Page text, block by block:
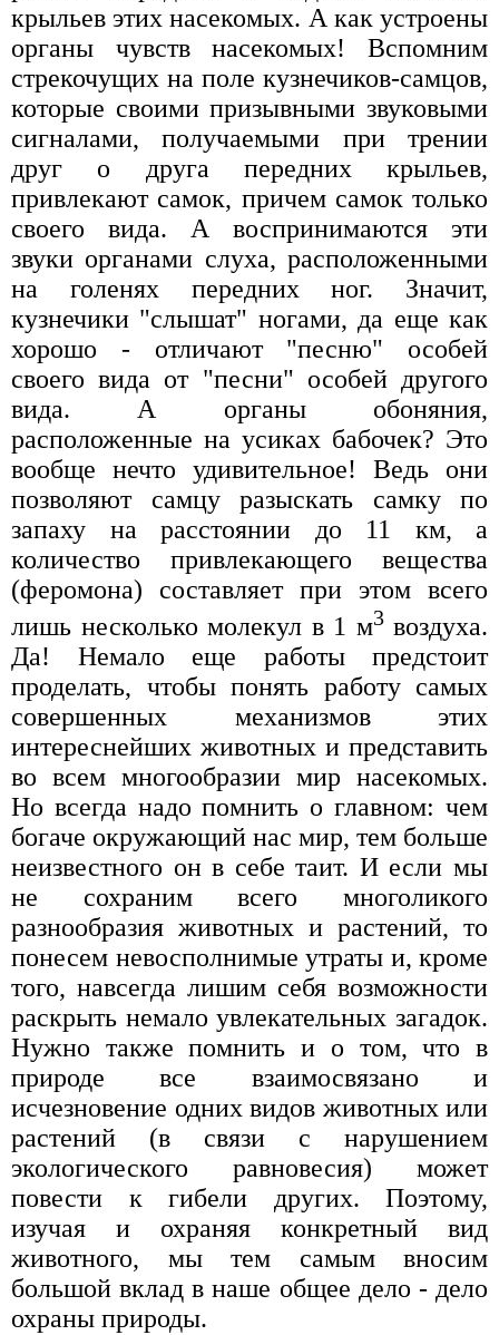
крыльев этих насекомых. А как устроены
органы чувств насекомых! Вспомним
стрекочущих на поле кузнечиков-самцов,
которые своими призывными звуковыми
сигналами, получаемыми при трении
друг о друга передних крыльев,
привлекают самок, причем самок только
своего вида. А воспринимаются эти
звуки органами слуха, расположенными
на голенях передних ног. Значит,
кузнечики "слышат" ногами, да еще как
хорошо - отличают "песню" особей
своего вида от "песни" особей другого
вида. А органы обоняния,
расположенные на усиках бабочек? Это
вообще нечто удивительное! Ведь они
позволяют самцу разыскать самку по
запаху на расстоянии до 11 км, а
количество привлекающего вещества
(феромона) составляет при этом всего
лишь несколько молекул в 1 м3воздуха.
Да! Немало еще работы предстоит
проделать, чтобы понять работу самых
совершенных механизмов этих
интереснейших животных и представить
во всем многообразии мир насекомых.
Но всегда надо помнить о главном: чем
богаче окружающий нас мир, тем больше
неизвестного он в себе таит. И если мы
не сохраним всего многоликого
разнообразия животных и растений, то
понесем невосполнимые утраты и, кроме
того, навсегда лишим себя возможности
раскрыть немало увлекательных загадок.
Нужно также помнить и о том, что в
природе все взаимосвязано и
исчезновение одних видов животных или
растений (в связи с нарушением
экологического равновесия) может
повести к гибели других. Поэтому,
изучая и охраняя конкретный вид
животного, мы тем самым вносим
большой вклад в наше общее дело - дело
охраны природы.